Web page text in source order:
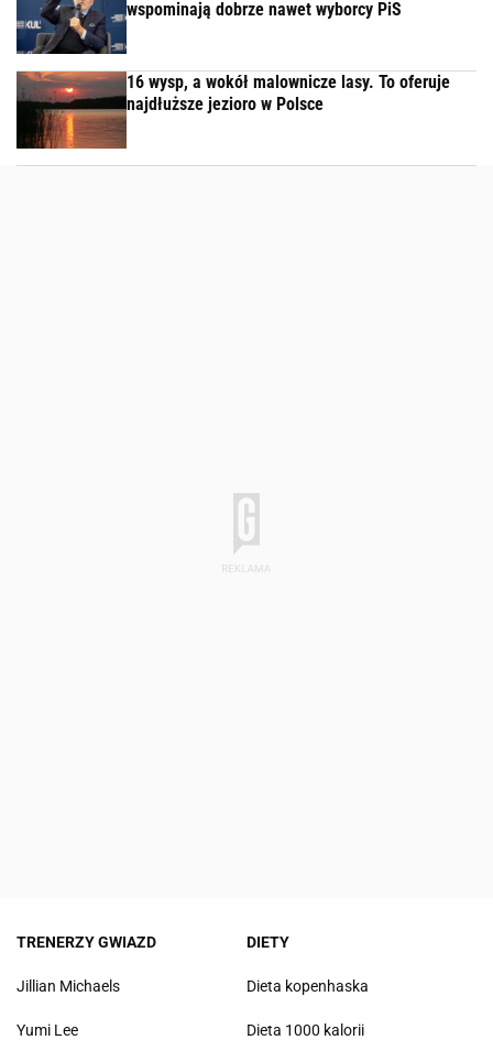
wspominają dobrze nawet wyborcy PiS
16 wysp, a wokół malownicze lasy. To oferuje
najdłuższe jezioro w Polsce
TRENERZY GWIAZD
Jillian Michaels
Yumi Lee
DIETY
Dieta kopenhaska
Dieta 1000 kalorii